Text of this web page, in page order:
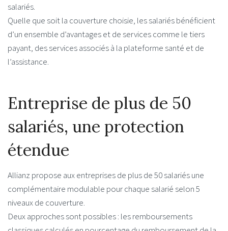
salariés.
Quelle que soit la couverture choisie, les salariés bénéficient
d’un ensemble d’avantages et de services comme le tiers
payant, des services associés à la plateforme santé et de
l’assistance.
Entreprise de plus de 50
salariés, une protection
étendue
Allianz propose aux entreprises de plus de 50 salariés une
complémentaire modulable pour chaque salarié selon 5
niveaux de couverture.
Deux approches sont possibles : les remboursements